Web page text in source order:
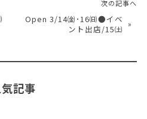
次の記事へ
Open 3/14㈮･16㈰●イベ
ント出店/15㈯ »
記事